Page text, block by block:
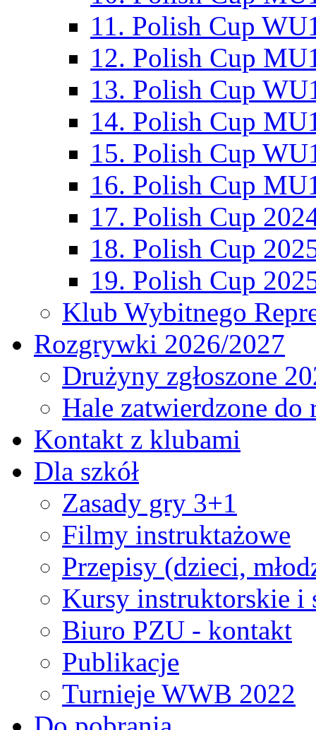
11. Polish Cup
12. Polish Cup
13. Polish Cup
14. Polish Cup
15. Polish Cup
16. Polish Cup
17. Polish Cup
18. Polish Cup
19. Polish Cup
Klub Wybitnego
Rozgrywki 2026/2027
Drużyny zgłoszone
Hale zatwierdzone
Kontakt z klubami
Dla szkół
Zasady gry 3+1
Filmy instruktażowe
Przepisy (dzieci,
Kursy instruktorskie i
Biuro PZU - kontakt
Publikacje
Turnieje WWB 2022